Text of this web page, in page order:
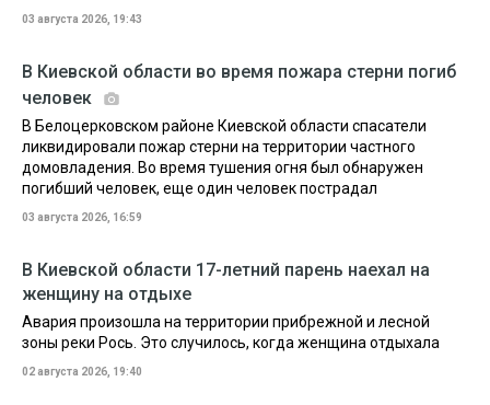
03 августа 2026, 19:43
В Киевской области во время пожара стерни погиб
человек
В Белоцерковском районе Киевской области спасатели
ликвидировали пожар стерни на территории частного
домовладения. Во время тушения огня был обнаружен
погибший человек, еще один человек пострадал
03 августа 2026, 16:59
В Киевской области 17-летний парень наехал на
женщину на отдыхе
Авария произошла на территории прибрежной и лесной
зоны реки Рось. Это случилось, когда женщина отдыхала
02 августа 2026, 19:40